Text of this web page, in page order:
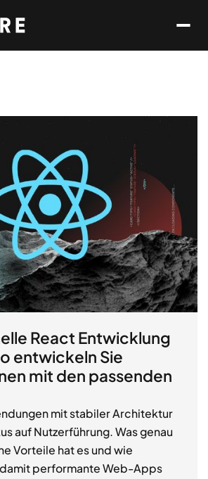
React Entwicklung
entwickeln Sie
mit den passenden
mit stabiler Architektur
auf Nutzerführung. Was genau
Vorteile hat es und wie
performante Web-Apps